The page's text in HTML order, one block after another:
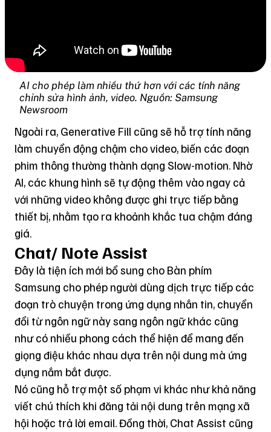
AI cho phép làm nhiều thứ hơn với các tính năng
chỉnh sửa hình ảnh, video. Nguồn: Samsung
Newsroom
Ngoài ra, Generative Fill cũng sẽ hỗ trợ tính năng
làm chuyển động chậm cho video, biến các đoạn
phim thông thường thành dạng Slow-motion. Nhờ
AI, các khung hình sẽ tự động thêm vào ngay cả
với những video không được ghi trực tiếp bằng
thiết bị, nhằm tạo ra khoảnh khắc tua chậm đáng
giá.
Chat/ Note Assist
Đây là tiện ích mới bổ sung cho Bàn phím
Samsung cho phép người dùng dịch trực tiếp các
đoạn trò chuyện trong ứng dụng nhắn tin, chuyển
đổi từ ngôn ngữ này sang ngôn ngữ khác cũng
như có nhiều phong cách thể hiện để mang đến
giọng điệu khác nhau dựa trên nội dung mà ứng
dụng nắm bắt được.
Nó cũng hỗ trợ một số phạm vi khác như khả năng
viết chú thích khi đăng tải nội dung trên mạng xã
hội hoặc trả lời email. Đồng thời, Chat Assist cũng